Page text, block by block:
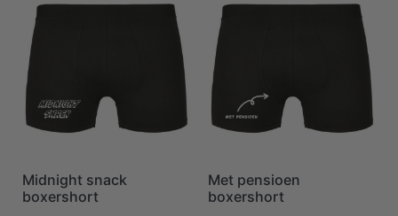
Midnight snack
boxershort
Met pensioen
boxershort